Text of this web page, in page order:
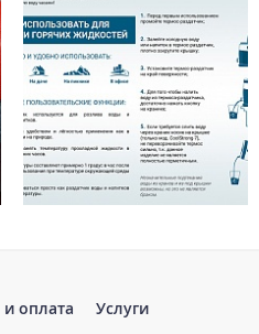
и оплата
Услуги